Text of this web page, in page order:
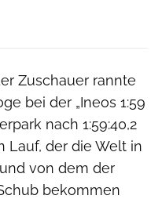
Zuschauer rannte
bei der „Ineos 1:59
nach 1:59:40,2
Lauf, der die Welt in
von dem der
bekommen